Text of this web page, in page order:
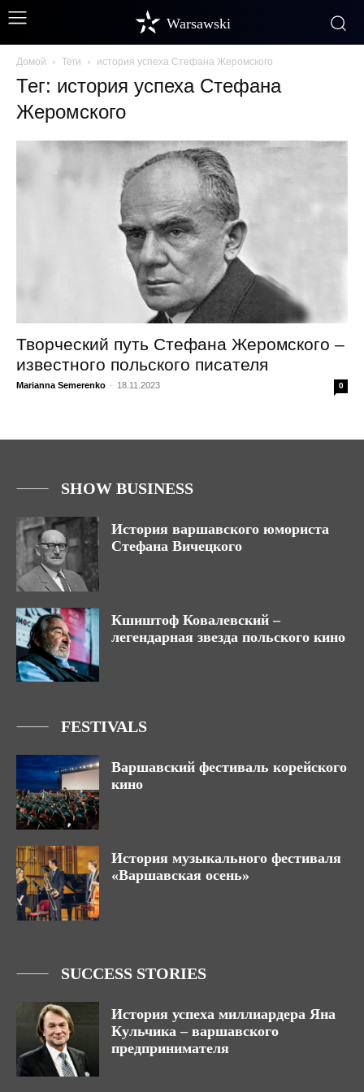
Warsawski
Домой Теги история успеха Стефана Жеромского
Тег: история успеха Стефана
Жеромского
Творческий путь Стефана Жеромского –
известного польского писателя
Marianna Semerenko - 18.11.2023 0
SHOW BUSINESS
История варшавского юмориста
Стефана Вичецкого
Кшиштоф Ковалевский –
легендарная звезда польского кино
FESTIVALS
Варшавский фестиваль корейского
кино
История музыкального фестиваля
«Варшавская осень»
SUCCESS STORIES
История успеха миллиардера Яна
Кульчика – варшавского
предпринимателя